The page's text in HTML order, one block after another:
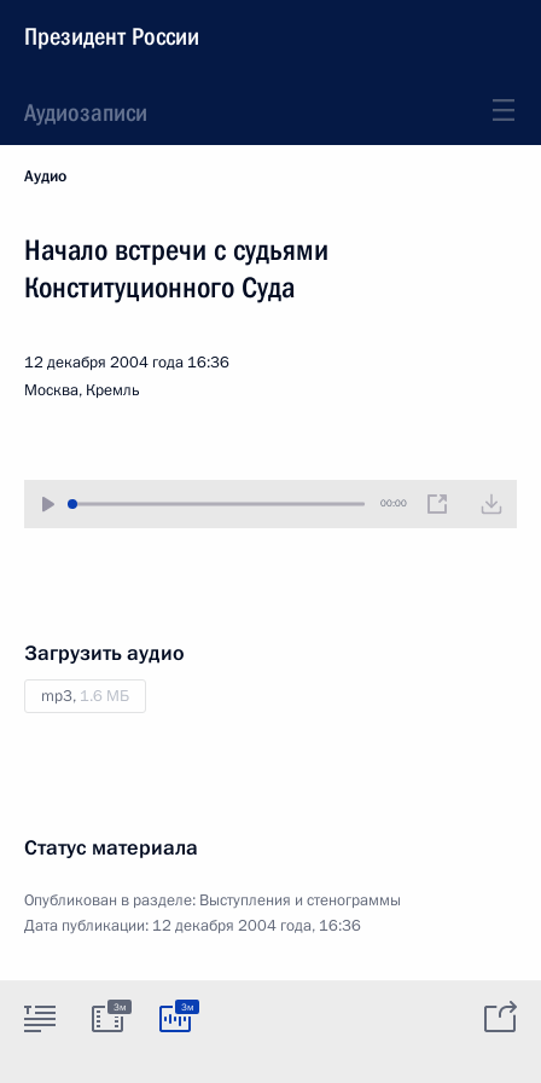
Президент России
Аудиозаписи
Аудио
Начало встречи с судьями
Конституционного Суда
12 декабря 2004 года 16:36
Москва, Кремль
00:00
Загрузить аудио
mp3, 1.6 МБ
Статус материала
Опубликован в разделе: Выступления и стенограммы
Дата публикации: 12 декабря 2004 года, 16:36
3м 3м